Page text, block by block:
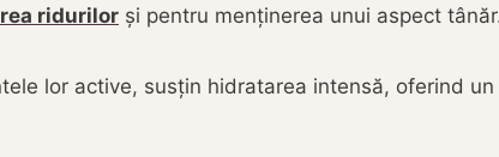
ridurilor și pentru menținerea unui aspect
lor active, susțin hidratarea intensă, oferind un